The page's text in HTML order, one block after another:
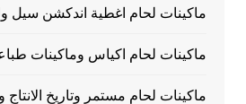
ماكينات لحام اغطية اندكشن سيل
ماكينات لحام اكياس وماكينات
ماكينات لحام مستمر وتاريخ الانتاج